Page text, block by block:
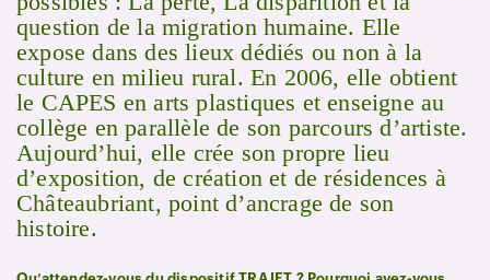
question de la migration humaine. Elle
expose dans des lieux dédiés ou non à la
culture en milieu rural. En 2006, elle obtient
le CAPES en arts plastiques et enseigne au
collège en parallèle de son parcours d’artiste.
Aujourd’hui, elle crée son propre lieu
d’exposition, de création et de résidences à
Châteaubriant, point d’ancrage de son
histoire.